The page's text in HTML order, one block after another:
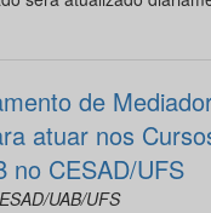
de
atuar nos
no CESAD/UFS
UAB/UFS